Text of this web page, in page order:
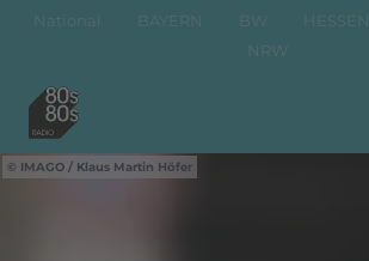
National BAYERN BW HESSEN
NRW
IMAGO / Klaus Martin Höfer